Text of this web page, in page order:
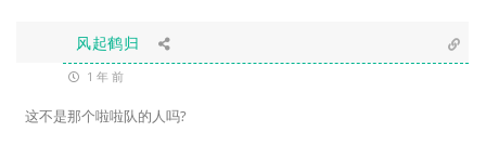
风起鹤归
1 年 前
这不是那个啦啦队的人吗?